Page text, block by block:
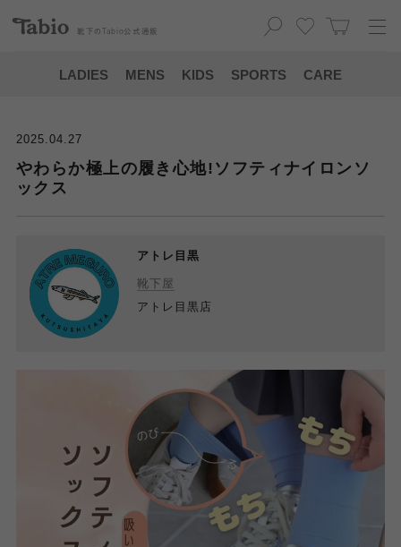
靴下の Tabio 公式通販
LADIES MENS KIDS SPORTS CARE
2025.04.27
やわらか極上の履き心地!ソフティナイロンソ
ックス
アトレ目黒
靴下屋
アトレ目黒店